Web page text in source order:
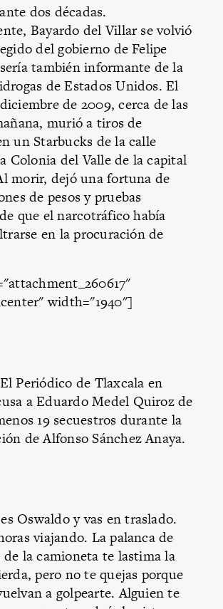
dos décadas.
Bayardo del Villar se volvió
del gobierno de Felipe
también informante de la
de Estados Unidos. El
de 2009, cerca de las
murió a tiros de
un Starbucks de la calle
Colonia del Valle de la capital
morir, dejó una fortuna de
de pesos y pruebas
que el narcotráfico había
en la procuración de
width="1940"]
Periódico de Tlaxcala en
a Eduardo Medel Quiroz de
19 secuestros durante la
de Alfonso Sánchez Anaya.
Oswaldo y vas en traslado.
viajando. La palanca de
de la camioneta te lastima la
pero no te quejas porque
a golpearte. Alguien te